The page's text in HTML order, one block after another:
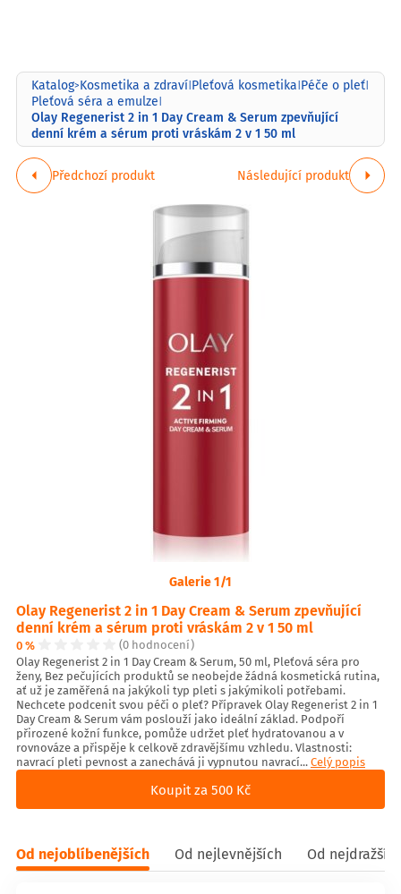
Katalog>Kosmetika a zdraví|Pleťová kosmetika|Péče o pleť|
Pleťová séra a emulze|
Olay Regenerist 2 in 1 Day Cream & Serum zpevňující
denní krém a sérum proti vráskám 2 v 1 50 ml
Předchozí produkt Následující produkt
Galerie 1/1
Olay Regenerist 2 in 1 Day Cream & Serum zpevňující
denní krém a sérum proti vráskám 2 v 1 50 ml
0 %
(0 hodnocení)
Olay Regenerist 2 in 1 Day Cream & Serum, 50 ml, Pleťová séra pro
ženy, Bez pečujících produktů se neobejde žádná kosmetická rutina,
ať už je zaměřená na jakýkoli typ pleti s jakýmikoli potřebami.
Nechcete podcenit svou péči o pleť? Přípravek Olay Regenerist 2 in 1
Day Cream & Serum vám poslouží jako ideální základ. Podpoří
přirozené kožní funkce, pomůže udržet pleť hydratovanou a v
rovnováze a přispěje k celkově zdravějšímu vzhledu. Vlastnosti:
navrací pleti pevnost a zanechává ji vypnutou navrací...Celý popis
Koupit za 500 Kč
Od nejoblíbenějších Od nejlevnějších Od